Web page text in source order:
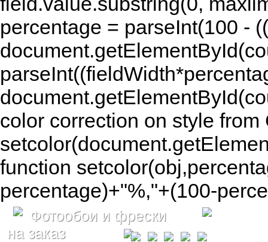
percentage = parseInt(100 -
color correction on style
function
percentage)+"%,"+(100-
Фотообои и фрески
на заказ